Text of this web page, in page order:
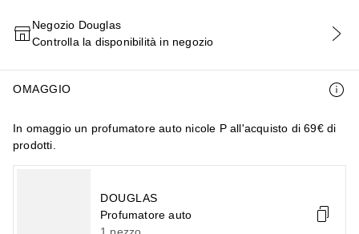
AGGIUNGI AL CARRELLO
Negozio Douglas
Controlla la disponibilità in negozio
OMAGGIO
In omaggio un profumatore auto nicole P all'acquisto di 69€ di
prodotti.
DOUGLAS
Profumatore auto